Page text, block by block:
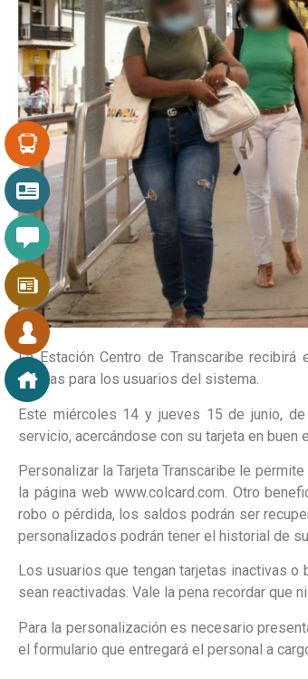
La Estación Centro de Transcaribe
tarjetas para los usuarios del sistema.
Este miércoles 14 y jueves 15 de junio,
servicio, acercándose con su tarjeta en buen
Personalizar la Tarjeta Transcaribe le
la página web www.colcard.com. Otro
robo o pérdida, los saldos podrán ser
personalizados podrán tener el historial de
Los usuarios que tengan tarjetas inactivas
sean reactivadas. Vale la pena recordar que
Para la personalización es necesario
el formulario que entregará el personal a